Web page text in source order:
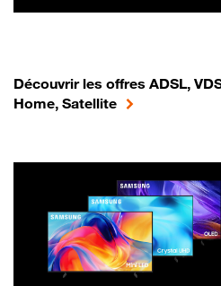
Découvrir les offres ADSL,
Home, Satellite